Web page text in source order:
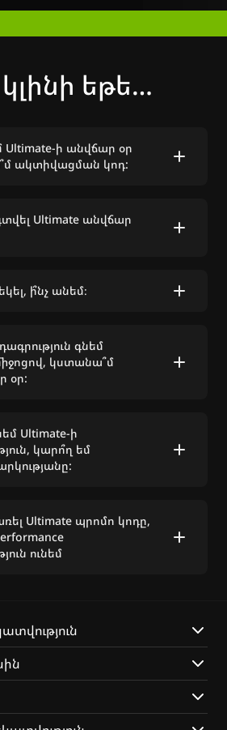
կլինի եթե…
Ultimate-ի անվճար օր
ակտիվացման կոդ:
էլեկտրոնային փոստով,
բոլոր պայմանները
Ultimate անվճար
ցանկանաք:
ի՞նչ անեմ։
մոռացեք ստուգել ձեր
ձեր էլ. Եթե ​​նամակ
գնեմ
կստանա՞մ
օր:
ովքեր գնել են
GFN.AM
Ultimate-ի
կարո՞ղ եմ
Ultimate պրոմո կոդը,
ունեմ
հետո:
հերթում և
վերջում: